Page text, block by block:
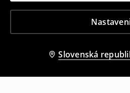
Slovenská